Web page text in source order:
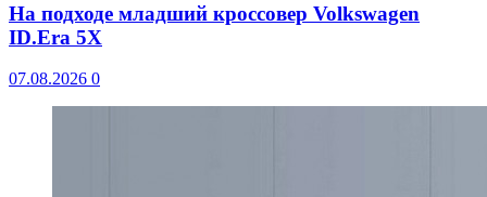
На подходе младший кроссовер Volkswagen
ID.Era 5X
07.08.2026 0